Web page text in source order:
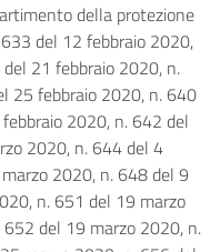
della protezione
del 12 febbraio 2020,
21 febbraio 2020, n.
25 febbraio 2020, n. 640
2020, n. 642 del
2020, n. 644 del 4
2020, n. 648 del 9
n. 651 del 19 marzo
del 19 marzo 2020, n.